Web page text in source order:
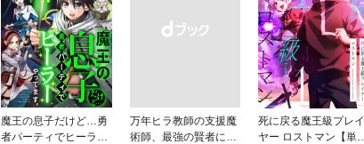
魔王の息子だけど…勇
者パーティでヒーラー
万年ヒラ教師の支援魔
術師、最強の賢者にな
死に戻る魔王級プレイ
ヤー ロストマン【単行